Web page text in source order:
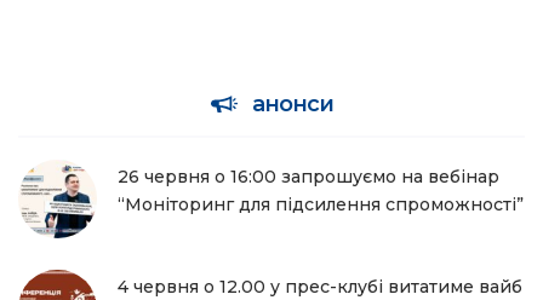
анонси
26 червня о 16:00 запрошуємо на вебінар
“Моніторинг для підсилення спроможності”
4 червня о 12.00 у прес-клубі витатиме вайб